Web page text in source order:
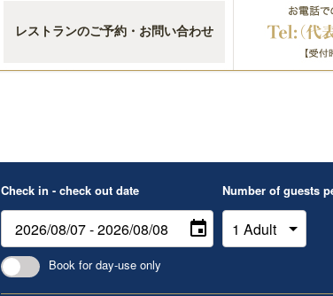
レストランのご予約・お問い合わせ
Check in - check out date Number of guests
Book for day-use only